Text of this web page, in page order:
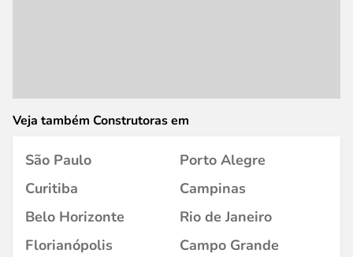
Veja também Construtoras em
São Paulo
Porto Alegre
Curitiba
Campinas
Belo Horizonte
Rio de Janeiro
Florianópolis
Campo Grande